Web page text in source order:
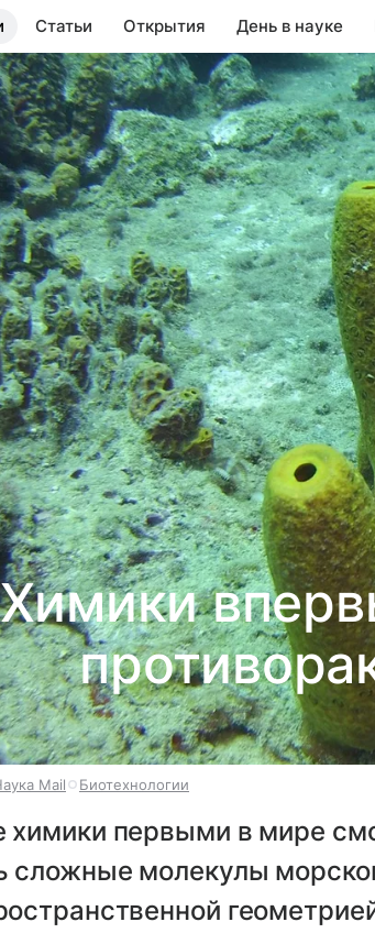
Статьи Открытия День в науке
Химики
Mail Биотехнологии
химики первыми в мире
сложные молекулы